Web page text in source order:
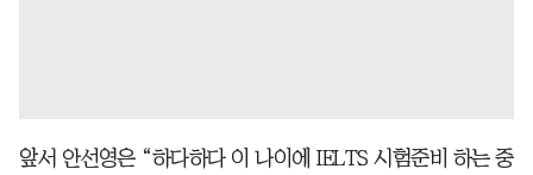
앞서 안선영은 “하다하다 이 나이에 IELTS 시험준비 하는 중